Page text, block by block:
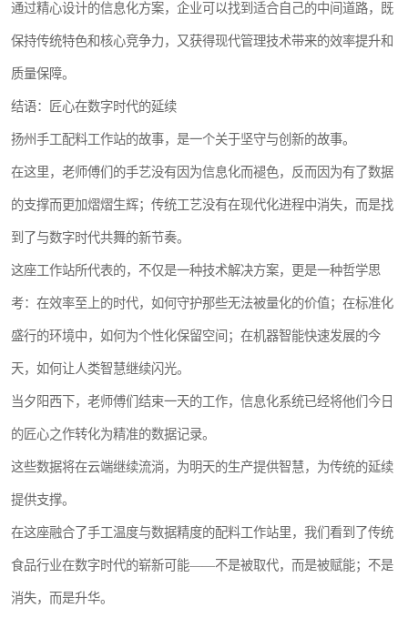
通过精心设计的信息化方案，企业可以找到适合自己的中间道路，既
保持传统特色和核心竞争力，又获得现代管理技术带来的效率提升和
质量保障。
结语：匠心在数字时代的延续
扬州手工配料工作站的故事，是一个关于坚守与创新的故事。
在这里，老师傅们的手艺没有因为信息化而褪色，反而因为有了数据
的支撑而更加熠熠生辉；传统工艺没有在现代化进程中消失，而是找
到了与数字时代共舞的新节奏。
这座工作站所代表的，不仅是一种技术解决方案，更是一种哲学思
考：在效率至上的时代，如何守护那些无法被量化的价值；在标准化
盛行的环境中，如何为个性化保留空间；在机器智能快速发展的今
天，如何让人类智慧继续闪光。
当夕阳西下，老师傅们结束一天的工作，信息化系统已经将他们今日
的匠心之作转化为精准的数据记录。
这些数据将在云端继续流淌，为明天的生产提供智慧，为传统的延续
提供支撑。
在这座融合了手工温度与数据精度的配料工作站里，我们看到了传统
食品行业在数字时代的崭新可能——不是被取代，而是被赋能；不是
消失，而是升华。